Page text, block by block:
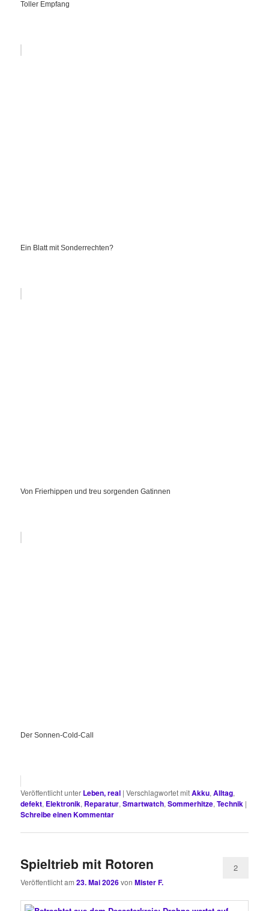
Toller Empfang
Ein Blatt mit Sonderrechten?
Von Frierhippen und treu sorgenden Gatinnen
Der Sonnen-Cold-Call
Veröffentlicht unter Leben, real |Verschlagwortet mitAkku,Alltag,
defekt, Elektronik, Reparatur,Smartwatch,Sommerhitze,Technik |
Schreibe einen Kommentar
Spieltrieb mit Rotoren
Veröffentlicht am23. Mai 2026vonMister F.
2